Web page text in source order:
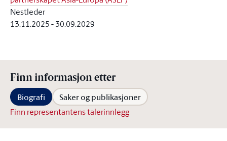
Nestleder
13.11.2025-30.09.2029
Finn informasjon etter
Biografi Saker og publikasjoner
Finn representantens talerinnlegg